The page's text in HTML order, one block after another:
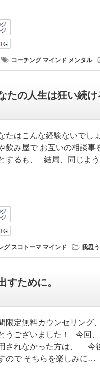
コーチング マインド メンタル
たの人生は狂い続け
たはこんな経験ないでし
飲み屋で お互いの相談事
するも、 結局、同じよ
グ スコトーマ マインド 我思
すために。
限定無料カウンセリン
うございました！ 今回
されなかった方は、 今
ので そちらを楽しみに…